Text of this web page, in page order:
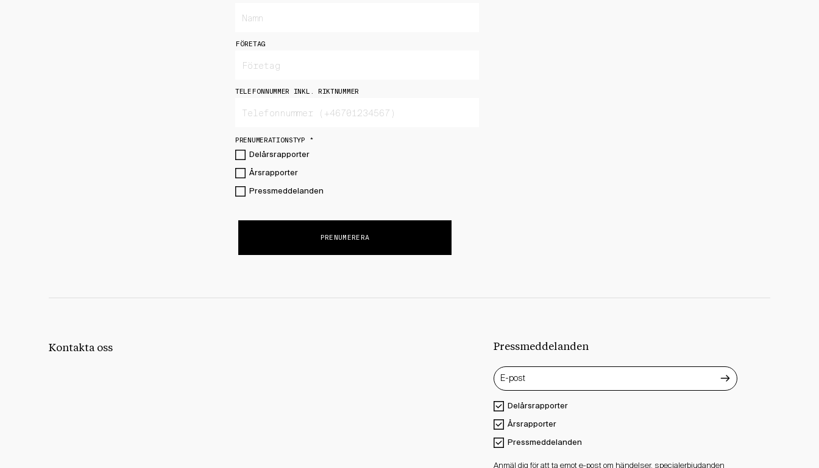
FÖRETAG
TELEFONNUMMER INKL. RIKTNUMMER
PRENUMERATIONSTYP *
Delårsrapporter
Årsrapporter
Pressmeddelanden
Pressmeddelanden
Delårsrapporter
Årsrapporter
Pressmeddelanden
Anmäl dig för att ta emot e-post om händelser, specialerbjudanden
Kontakta oss